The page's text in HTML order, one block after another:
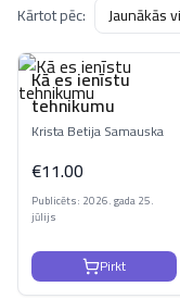
Kārtot pēc:
Kā es ienīstu
tehnikumu
Krista Betija Samauska
€11.00
Publicēts: 2026. gada 25.
jūlijs
Pirkt